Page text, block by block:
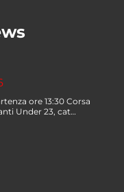
ore 13:30 Corsa
Under 23, cat…